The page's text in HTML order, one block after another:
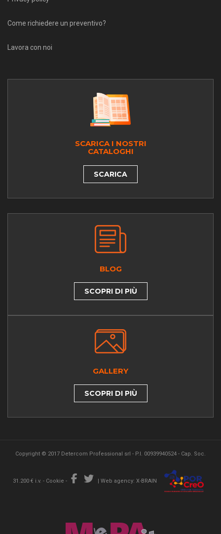
Come richiedere un preventivo?
Lavora con noi
SCARICA I NOSTRI
CATALOGHI
SCARICA
BLOG
SCOPRI DI PIÙ
GALLERY
SCOPRI DI PIÙ
Copyright © 2017 Detercom Professional srl - P.I. 00939940524 - Cap. Soc.
31.200 € i.v. - Cookie - | Web agency: X-BRAIN